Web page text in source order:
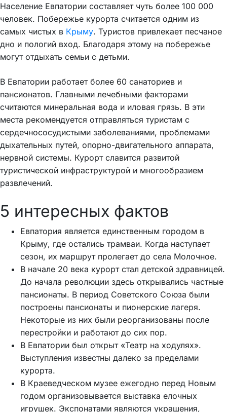
Население Евпатории составляет чуть более 100 000
человек. Побережье курорта считается одним из
самых чистых в Крыму. Туристов привлекает песчаное
дно и пологий вход. Благодаря этому на побережье
могут отдыхать семьи с детьми.
В Евпатории работает более 60 санаториев и
пансионатов. Главными лечебными факторами
считаются минеральная вода и иловая грязь. В эти
места рекомендуется отправляться туристам с
сердечнососудистыми заболеваниями, проблемами
дыхательных путей, опорно-двигательного аппарата,
нервной системы. Курорт славится развитой
туристической инфраструктурой и многообразием
развлечений.
5 интересных фактов
Евпатория является единственным городом в
Крыму, где остались трамваи. Когда наступает
сезон, их маршрут пролегает до села Молочное.
В начале 20 века курорт стал детской здравницей.
До начала революции здесь открывались частные
пансионаты. В период Советского Союза были
построены пансионаты и пионерские лагеря.
Некоторые из них были реорганизованы после
перестройки и работают до сих пор.
В Евпатории был открыт «Театр на ходулях».
Выступления известны далеко за пределами
курорта.
В Краеведческом музее ежегодно перед Новым
годом организовывается выставка елочных
игрушек. Экспонатами являются украшения,